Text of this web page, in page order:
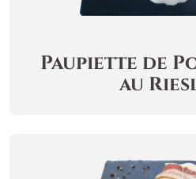
Paupiette de
au